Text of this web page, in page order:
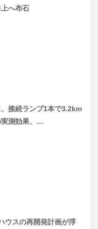
へ布石
接続ランプ1本で3.2km
実測効果、…
ウスの再開発計画が浮